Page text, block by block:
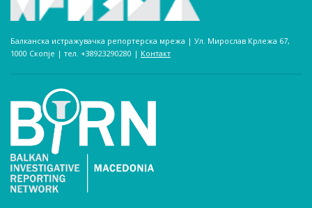
Балканска истражувачка репортерска мрежа | Ул. Мирослав Крлежа 67,
1000 Скопје | тел. +38923290280­ | Контакт